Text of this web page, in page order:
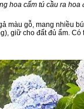
hoa cẩm tú cầu ra hoa
màu gỗ, mang nhiều
giữ cho đất đủ ẩm.